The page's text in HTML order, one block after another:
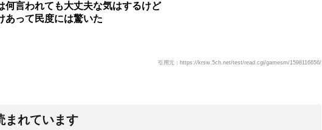
何言われても大丈夫な気はするけど
あって民度には驚いた
引用元：https://krsw.5ch.net/test/read.cgi/gamesm/1598116656/
まれています